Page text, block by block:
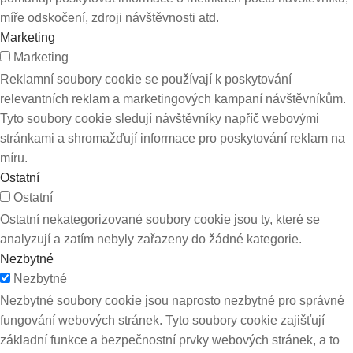
míře odskočení, zdroji návštěvnosti atd.
Marketing
Marketing
Reklamní soubory cookie se používají k poskytování
relevantních reklam a marketingových kampaní návštěvníkům.
Tyto soubory cookie sledují návštěvníky napříč webovými
stránkami a shromažďují informace pro poskytování reklam na
míru.
Ostatní
Ostatní
Ostatní nekategorizované soubory cookie jsou ty, které se
analyzují a zatím nebyly zařazeny do žádné kategorie.
Nezbytné
Nezbytné
Nezbytné soubory cookie jsou naprosto nezbytné pro správné
fungování webových stránek. Tyto soubory cookie zajišťují
základní funkce a bezpečnostní prvky webových stránek, a to